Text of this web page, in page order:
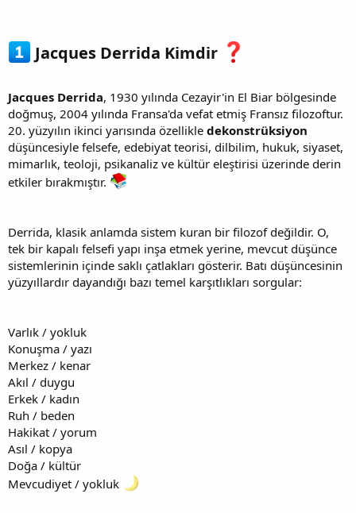
Jacques Derrida Kimdir
Jacques Derrida, 1930 yılında Cezayir'in El Biar bölgesinde
doğmuş, 2004 yılında Fransa'da vefat etmiş Fransız filozoftur.
20. yüzyılın ikinci yarısında özellikle dekonstrüksiyon
düşüncesiyle felsefe, edebiyat teorisi, dilbilim, hukuk, siyaset,
mimarlık, teoloji, psikanaliz ve kültür eleştirisi üzerinde derin
etkiler bırakmıştır.
Derrida, klasik anlamda sistem kuran bir filozof değildir. O,
tek bir kapalı felsefi yapı inşa etmek yerine, mevcut düşünce
sistemlerinin içinde saklı çatlakları gösterir. Batı düşüncesinin
yüzyıllardır dayandığı bazı temel karşıtlıkları sorgular:
Varlık / yokluk
Konuşma / yazı
Merkez / kenar
Akıl / duygu
Erkek / kadın
Ruh / beden
Hakikat / yorum
Asıl / kopya
Doğa / kültür
Mevcudiyet / yokluk